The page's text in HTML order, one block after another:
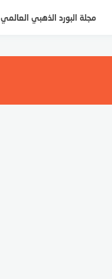
مجلة البورد الذهبي العالمي